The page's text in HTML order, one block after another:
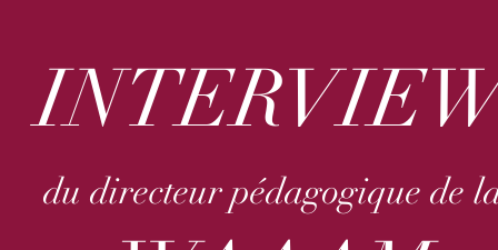
du directeur pédagogique de